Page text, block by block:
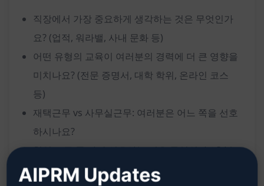
직장에서 가장 중요하게 생각하는 것은 무엇인가
요? (업적, 워라밸, 사내 문화 등)
어떤 유형의 교육이 여러분의 경력에 더 큰 영향을
미치나요? (전문 증명서, 대학 학위, 온라인 코스
등)
재택근무 vs 사무실근무: 여러분은 어느 쪽을 선호
하시나요?
협업 도구 중 가장 선호하는 것은 무엇인가요? (슬
랙, 팀즈, 구글 드라이브 등)
AIPRM Updates